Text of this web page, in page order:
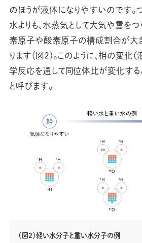
のほうが液体になりやすいのです。
水よりも、水蒸気として大気や雲を
素原子や酸素原子の構成割合が大き
ります（図2）。このように、相の変化
学反応を通して同位体比が変化する
と呼びます。
（図2）軽い水分子と重い水分子の例